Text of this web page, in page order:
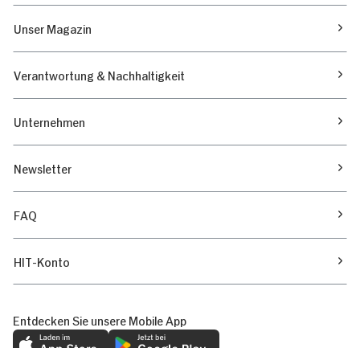
Unser Magazin
Verantwortung & Nachhaltigkeit
Unternehmen
Newsletter
FAQ
HIT-Konto
Entdecken Sie unsere Mobile App